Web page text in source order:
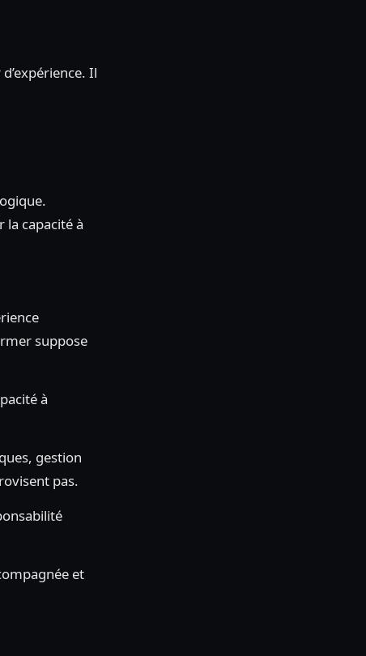
Il
la capacité à
suppose
à
gestion
pas.
et